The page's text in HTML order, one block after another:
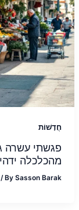
חֲדָשׁוֹת
פגשתי עשרה
מהכלכלה
BySasson Barak
/